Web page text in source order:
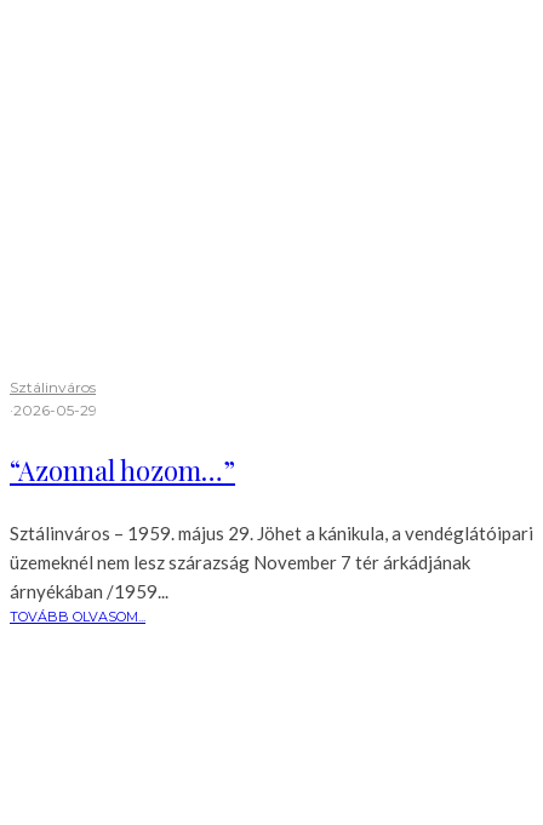
Sztálinváros
·2026-05-29
“Azonnal hozom…”
Sztálinváros – 1959. május 29. Jöhet a kánikula, a vendéglátóipari
üzemeknél nem lesz szárazság November 7 tér árkádjának
árnyékában /1959...
TOVÁBB OLVASOM...